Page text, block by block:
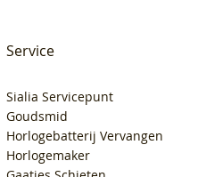
Service
Sialia Servicepunt
Goudsmid
Horlogebatterij Vervangen
Horlogemaker